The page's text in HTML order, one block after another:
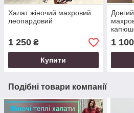
Халат жіночий махровий
леопардовий
1 250 ₴
Купити
1 100
Подібні товари компанії